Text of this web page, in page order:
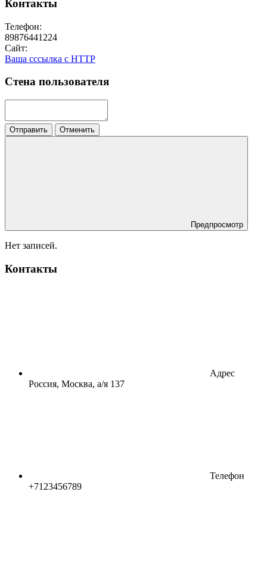
Контакты
Телефон:
89876441224
Сайт:
Ваша сссылка с HTTP
Стена пользователя
Отправить Отменить
Предпросмотр
Нет записей.
Контакты
Адрес
Россия, Москва, а/я 137
Телефон
+7123456789